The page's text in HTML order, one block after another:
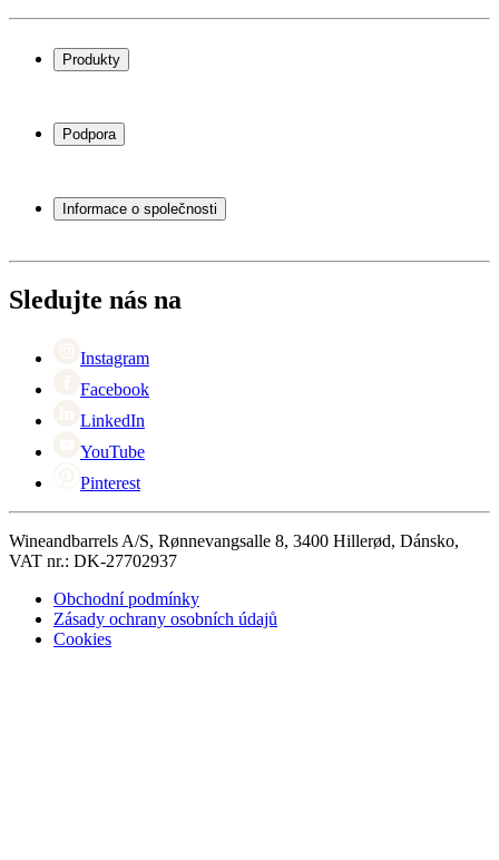
Produkty
Stojany na víno
Vinný nábytek
Podpora
Servisní případ
Platba
Vrácení
Informace o společnosti
Black Friday
Singles Day
Sledujte nás na
Instagram
Facebook
LinkedIn
YouTube
Pinterest
Wineandbarrels A/S, Rønnevangsalle 8, 3400 Hillerød, Dánsko,
VAT nr.: DK-27702937
Obchodní podmínky
Zásady ochrany osobních údajů
Cookies